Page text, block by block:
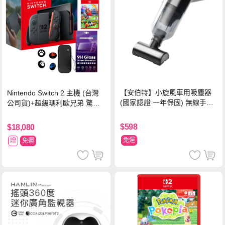
Nintendo Switch 2 主機 (台灣
公司貨)+超級瑪利歐兄弟 驚奇
球 狂熱 中文版
$18,080
贈 免運
【安伯特】小旋風車用吸塵器
(國家認證 一年保固) 無線手持
黑色
$598
免運